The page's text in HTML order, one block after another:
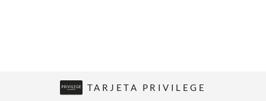
TARJETA PRIVILEGE